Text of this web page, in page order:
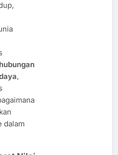
,
dalam